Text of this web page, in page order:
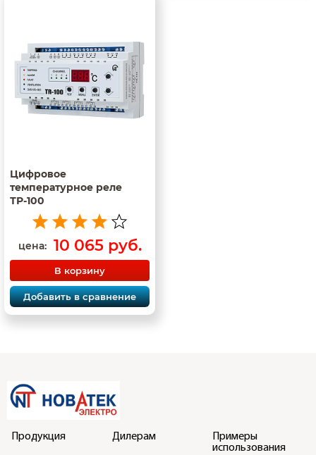
Цифровое
температурное реле
ТР-100
цена: 10 065 руб.
В корзину
Добавить в сравнение
Продукция Дилерам
Примеры
использования